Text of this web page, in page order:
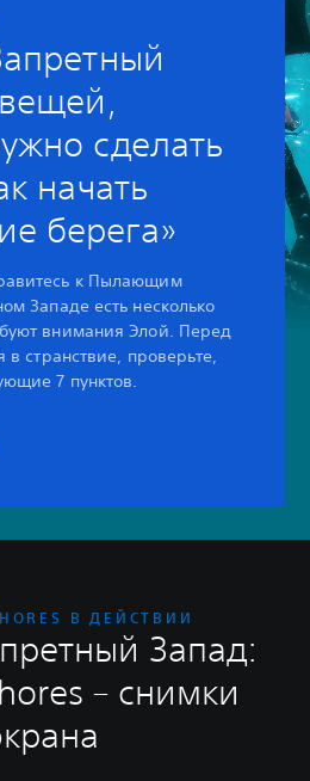
сделать
начать
берега»‎
к Пылающим
Западе есть несколько
внимания Элой. Перед
в странствие, проверьте,
7 пунктов.‎
В ДЕЙСТВИИ
Запад:
– снимки